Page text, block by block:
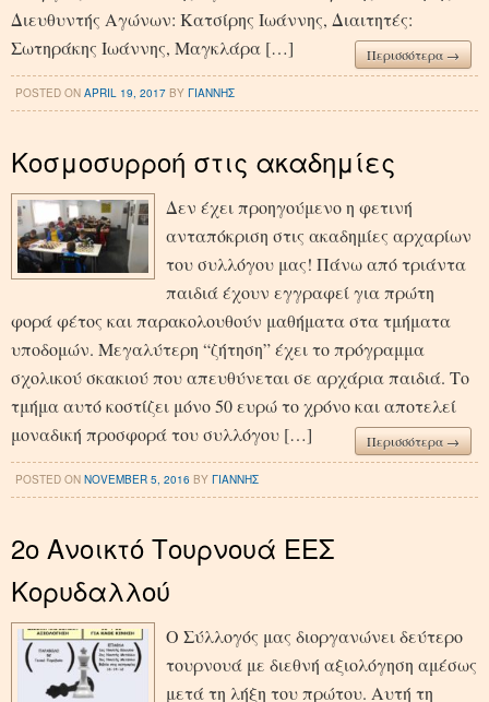
Διευθυντής Αγώνων: Κατσίρης Ιωάννης, Διαιτητές:
Σωτηράκης Ιωάννης, Μαγκλάρα […]
Περισσότερα →
POSTED ONAPRIL 19, 2017 BYΓΙΑΝΝΗΣ
Κοσμοσυρροή στις ακαδημίες
Δεν έχει προηγούμενο η φετινή
ανταπόκριση στις ακαδημίες αρχαρίων
του συλλόγου μας! Πάνω από τριάντα
παιδιά έχουν εγγραφεί για πρώτη
φορά φέτος και παρακολουθούν μαθήματα στα τμήματα
υποδομών. Μεγαλύτερη “ζήτηση” έχει το πρόγραμμα
σχολικού σκακιού που απευθύνεται σε αρχάρια παιδιά. Το
τμήμα αυτό κοστίζει μόνο 50 ευρώ το χρόνο και αποτελεί
μοναδική προσφορά του συλλόγου […]
Περισσότερα →
POSTED ONNOVEMBER 5, 2016 BYΓΙΑΝΝΗΣ
2ο Ανοικτό Τουρνουά ΕΕΣ
Κορυδαλλού
Ο Σύλλογός μας διοργανώνει δεύτερο
τουρνουά με διεθνή αξιολόγηση αμέσως
μετά τη λήξη του πρώτου. Αυτή τη